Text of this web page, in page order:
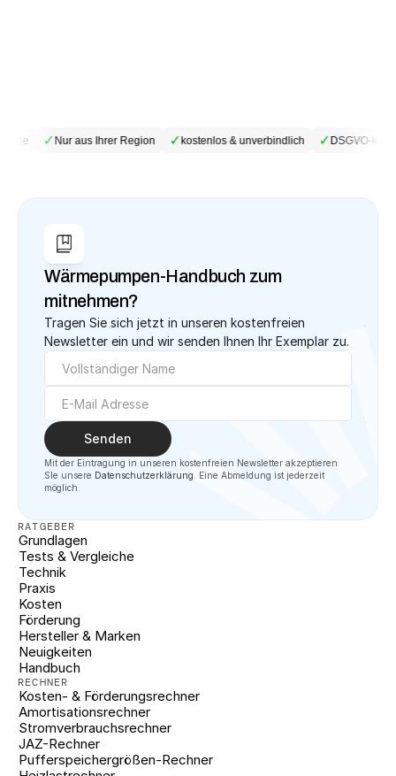
✓Nur aus Ihrer Region ✓kostenlos & unverbindlich ✓DSGVO-
Wärmepumpen-Handbuch zum
mitnehmen?
Tragen Sie sich jetzt in unseren kostenfreien
Newsletter ein und wir senden Ihnen Ihr Exemplar zu.
Senden
Mit der Eintragung in unseren kostenfreien Newsletter akzeptieren
SIe unsere Datenschutzerklärung . Eine Abmeldung ist jederzeit
möglich.
RATGEBER
Grundlagen
Tests & Vergleiche
Technik
Praxis
Kosten
Förderung
Hersteller & Marken
Neuigkeiten
Handbuch
RECHNER
Kosten- & Förderungsrechner
Amortisationsrechner
Stromverbrauchsrechner
JAZ-Rechner
Pufferspeichergrößen-Rechner